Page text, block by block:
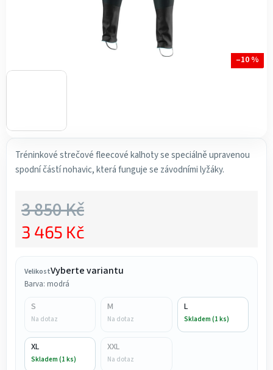
Tréninkové strečové fleecové kalhoty se speciálně upravenou
spodní částí nohavic, která funguje se závodními lyžáky.
VelikostVyberte variantu
Barva: modrá
S
Na dotaz
M
Na dotaz
L
Skladem (1 ks)
XL
Skladem (1 ks)
XXL
Na dotaz
3 850 Kč
3 465 Kč
–10 %